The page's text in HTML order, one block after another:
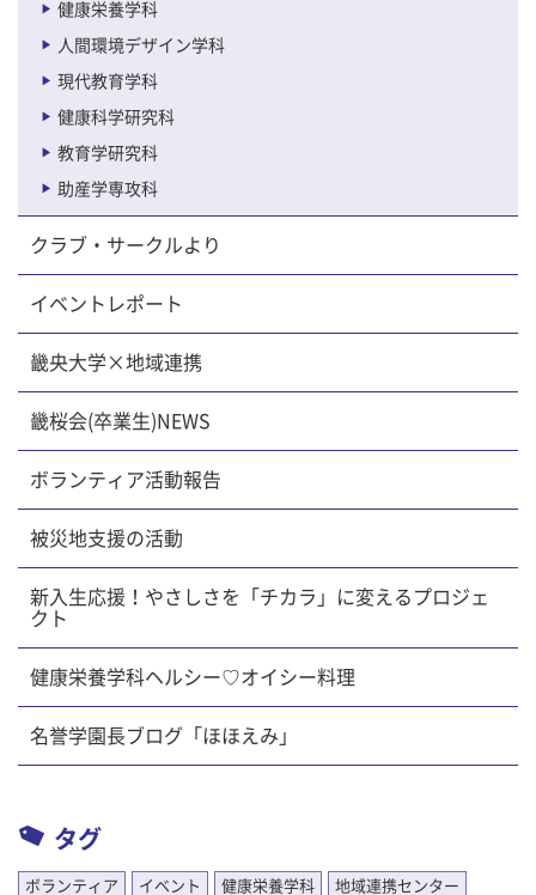
健康栄養学科
人間環境デザイン学科
現代教育学科
健康科学研究科
教育学研究科
助産学専攻科
クラブ・サークルより
イベントレポート
畿央大学×地域連携
畿桜会(卒業生)NEWS
ボランティア活動報告
被災地支援の活動
新入生応援！やさしさを「チカラ」に変えるプロジェ
クト
健康栄養学科ヘルシー♡オイシー料理
名誉学園長ブログ「ほほえみ」
タグ
ボランティア イベント 健康栄養学科 地域連携センター